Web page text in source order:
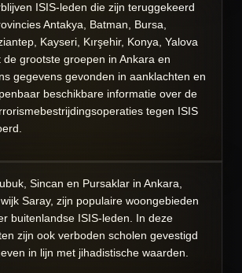
ISIS-leden die zijn teruggekeerd
Antakya, Batman, Bursa,
Kayseri, Kırşehir, Konya, Yalova
de grootste groepen in Ankara en
gegevens gevonden in aanklachten en
beschikbare informatie over de
tegen ISIS
Sincan en Pursaklar in Ankara,
Saray, zijn populaire woongebieden
buitenlandse ISIS-leden. In deze
zijn ook verboden scholen gevestigd
in lijn met jihadistische waarden.